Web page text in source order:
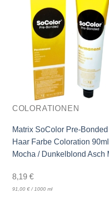
COLORATIONEN
Matrix SoColor Pre-
Haar Farbe Coloration
Mocha / Dunkelblond Asch
8,19 €
91,00 €/ 1000 ml